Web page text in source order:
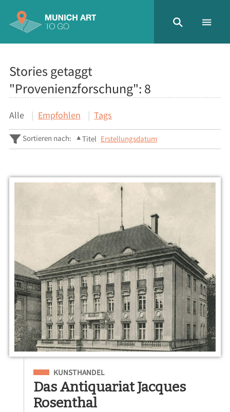
Stories getaggt
"Provenienzforschung": 8
Alle Empfohlen Tags
Sortieren nach: Titel Erstellungsdatum
Eingeordnet unter
KUNSTHANDEL
Das Antiquariat Jacques
Rosenthal